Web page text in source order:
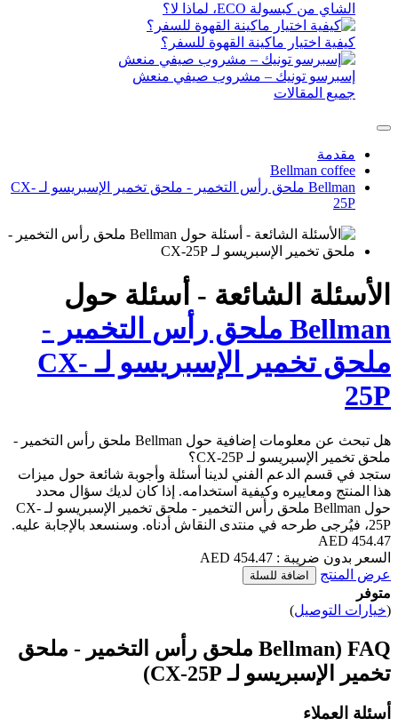
الشاي من كبسولة ECO، لماذا لا؟
كيفية اختيار ماكينة القهوة للسفر؟
إسبرسو تونيك – مشروب صيفي منعش
جميع المقالات
مقدمة
Bellman coffee
Bellman ملحق رأس التخمير - ملحق تخمير الإسبريسو لـ CX-
25P
الأسئلة الشائعة - أسئلة حول
Bellman ملحق رأس التخمير -
ملحق تخمير الإسبريسو لـ CX-
25P
هل تبحث عن معلومات إضافية حول Bellman ملحق رأس التخمير -
ملحق تخمير الإسبريسو لـ CX-25P؟
ستجد في قسم الدعم الفني لدينا أسئلة وأجوبة شائعة حول ميزات
هذا المنتج ومعاييره وكيفية استخدامه. إذا كان لديك سؤال محدد
حول Bellman ملحق رأس التخمير - ملحق تخمير الإسبريسو لـ CX-
25P، فيُرجى طرحه في منتدى النقاش أدناه. وسنسعد بالإجابة عليه.
454.47 AED
السعر بدون ضريبة : 454.47 AED
عرض المنتج
اضافة للسلة
متوفر
(خيارات التوصيل)
FAQ (Bellman ملحق رأس التخمير - ملحق
تخمير الإسبريسو لـ CX-25P)
أسئلة العملاء